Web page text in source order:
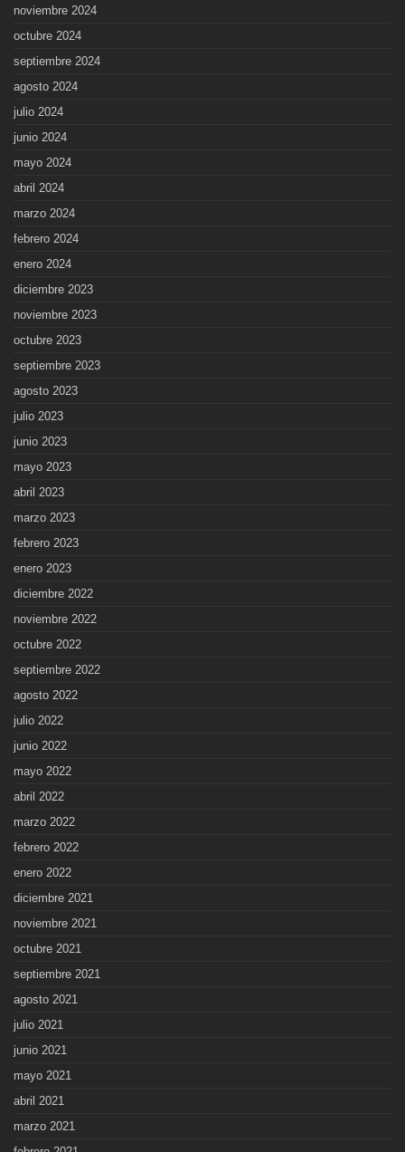
noviembre 2024
octubre 2024
septiembre 2024
agosto 2024
julio 2024
junio 2024
mayo 2024
abril 2024
marzo 2024
febrero 2024
enero 2024
diciembre 2023
noviembre 2023
octubre 2023
septiembre 2023
agosto 2023
julio 2023
junio 2023
mayo 2023
abril 2023
marzo 2023
febrero 2023
enero 2023
diciembre 2022
noviembre 2022
octubre 2022
septiembre 2022
agosto 2022
julio 2022
junio 2022
mayo 2022
abril 2022
marzo 2022
febrero 2022
enero 2022
diciembre 2021
noviembre 2021
octubre 2021
septiembre 2021
agosto 2021
julio 2021
junio 2021
mayo 2021
abril 2021
marzo 2021